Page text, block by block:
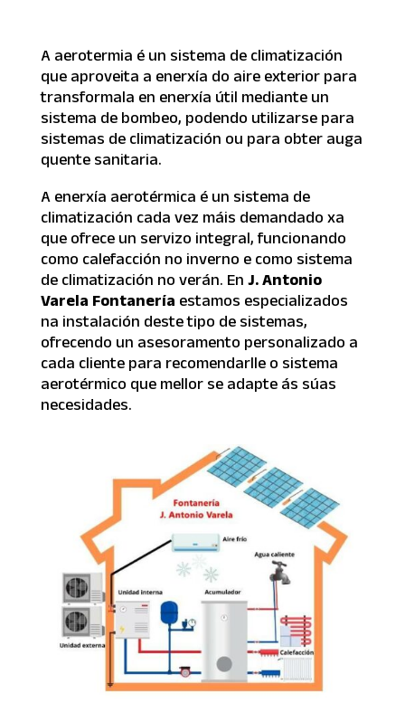
A aerotermia é un sistema de climatización
que aproveita a enerxía do aire exterior para
transformala en enerxía útil mediante un
sistema de bombeo, podendo utilizarse para
sistemas de climatización ou para obter auga
quente sanitaria.
A enerxía aerotérmica é un sistema de
climatización cada vez máis demandado xa
que ofrece un servizo integral, funcionando
como calefacción no inverno e como sistema
de climatización no verán. EnJ. Antonio
Varela Fontanería estamos especializados
na instalación deste tipo de sistemas,
ofrecendo un asesoramento personalizado a
cada cliente para recomendarlle o sistema
aerotérmico que mellor se adapte ás súas
necesidades.